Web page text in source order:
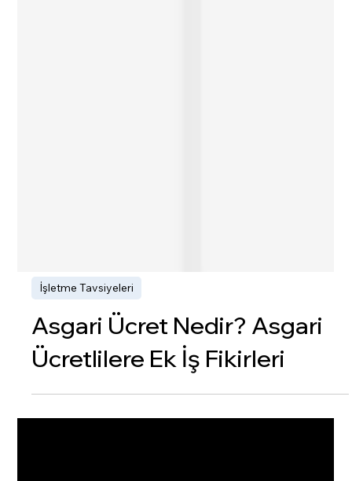
İşletme Tavsiyeleri
Asgari Ücret Nedir? Asgari
Ücretlilere Ek İş Fikirleri